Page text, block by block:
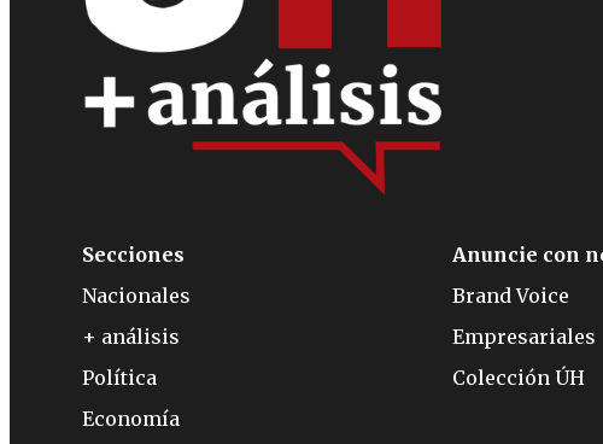
Secciones
Nacionales
+ análisis
Política
Economía
Anuncie con
Brand Voice
Empresariales
Colección ÚH